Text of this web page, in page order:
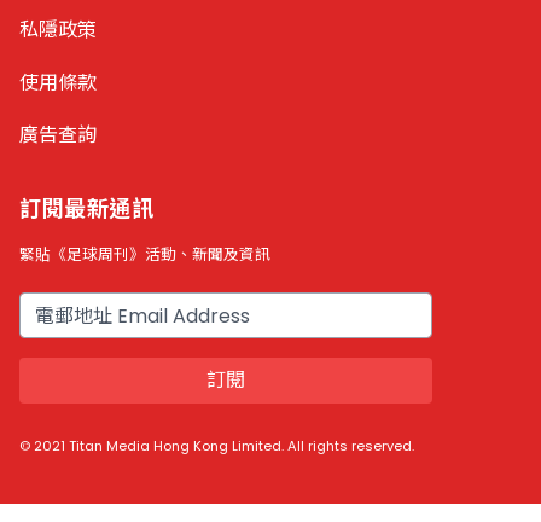
私隱政策
使用條款
廣告查詢
訂閱最新通訊
緊貼《足球周刊》活動、新聞及資訊
電郵
訂閱
© 2021 Titan Media Hong Kong Limited. All rights reserved.